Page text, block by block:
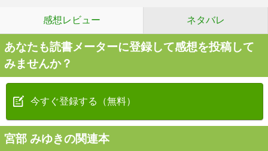
感想レビュー ネタバレ
あなたも読書メーターに登録して感想を投稿して
みませんか？
今すぐ登録する（無料）
宮部 みゆきの関連本